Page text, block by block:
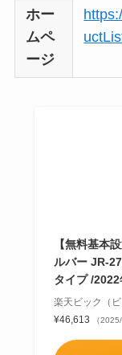
ホー
ムペ
ージ
【無料基本
ルバー JR-
タイプ /
楽天ビック（ビ
¥46,613
（